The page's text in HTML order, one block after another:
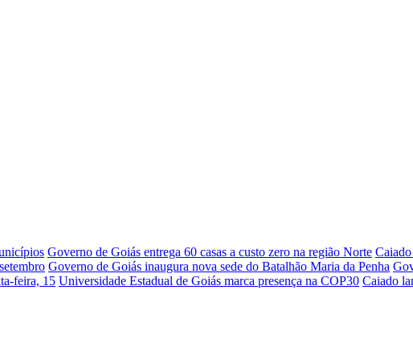
Governo de Goiás entrega 60 casas a custo zero na região Norte
Governo de Goiás inaugura nova sede do Batalhão Maria da Penha
feira, 15 Universidade Estadual de Goiás marca presença na COP30 Caiado